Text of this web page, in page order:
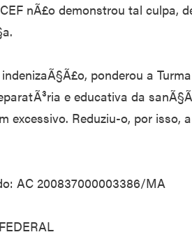
nÃ£o demonstrou tal culpa,
ponderou a
e educativa da
excessivo. Reduziu-o, por isso,
AC 200837000003386/MA